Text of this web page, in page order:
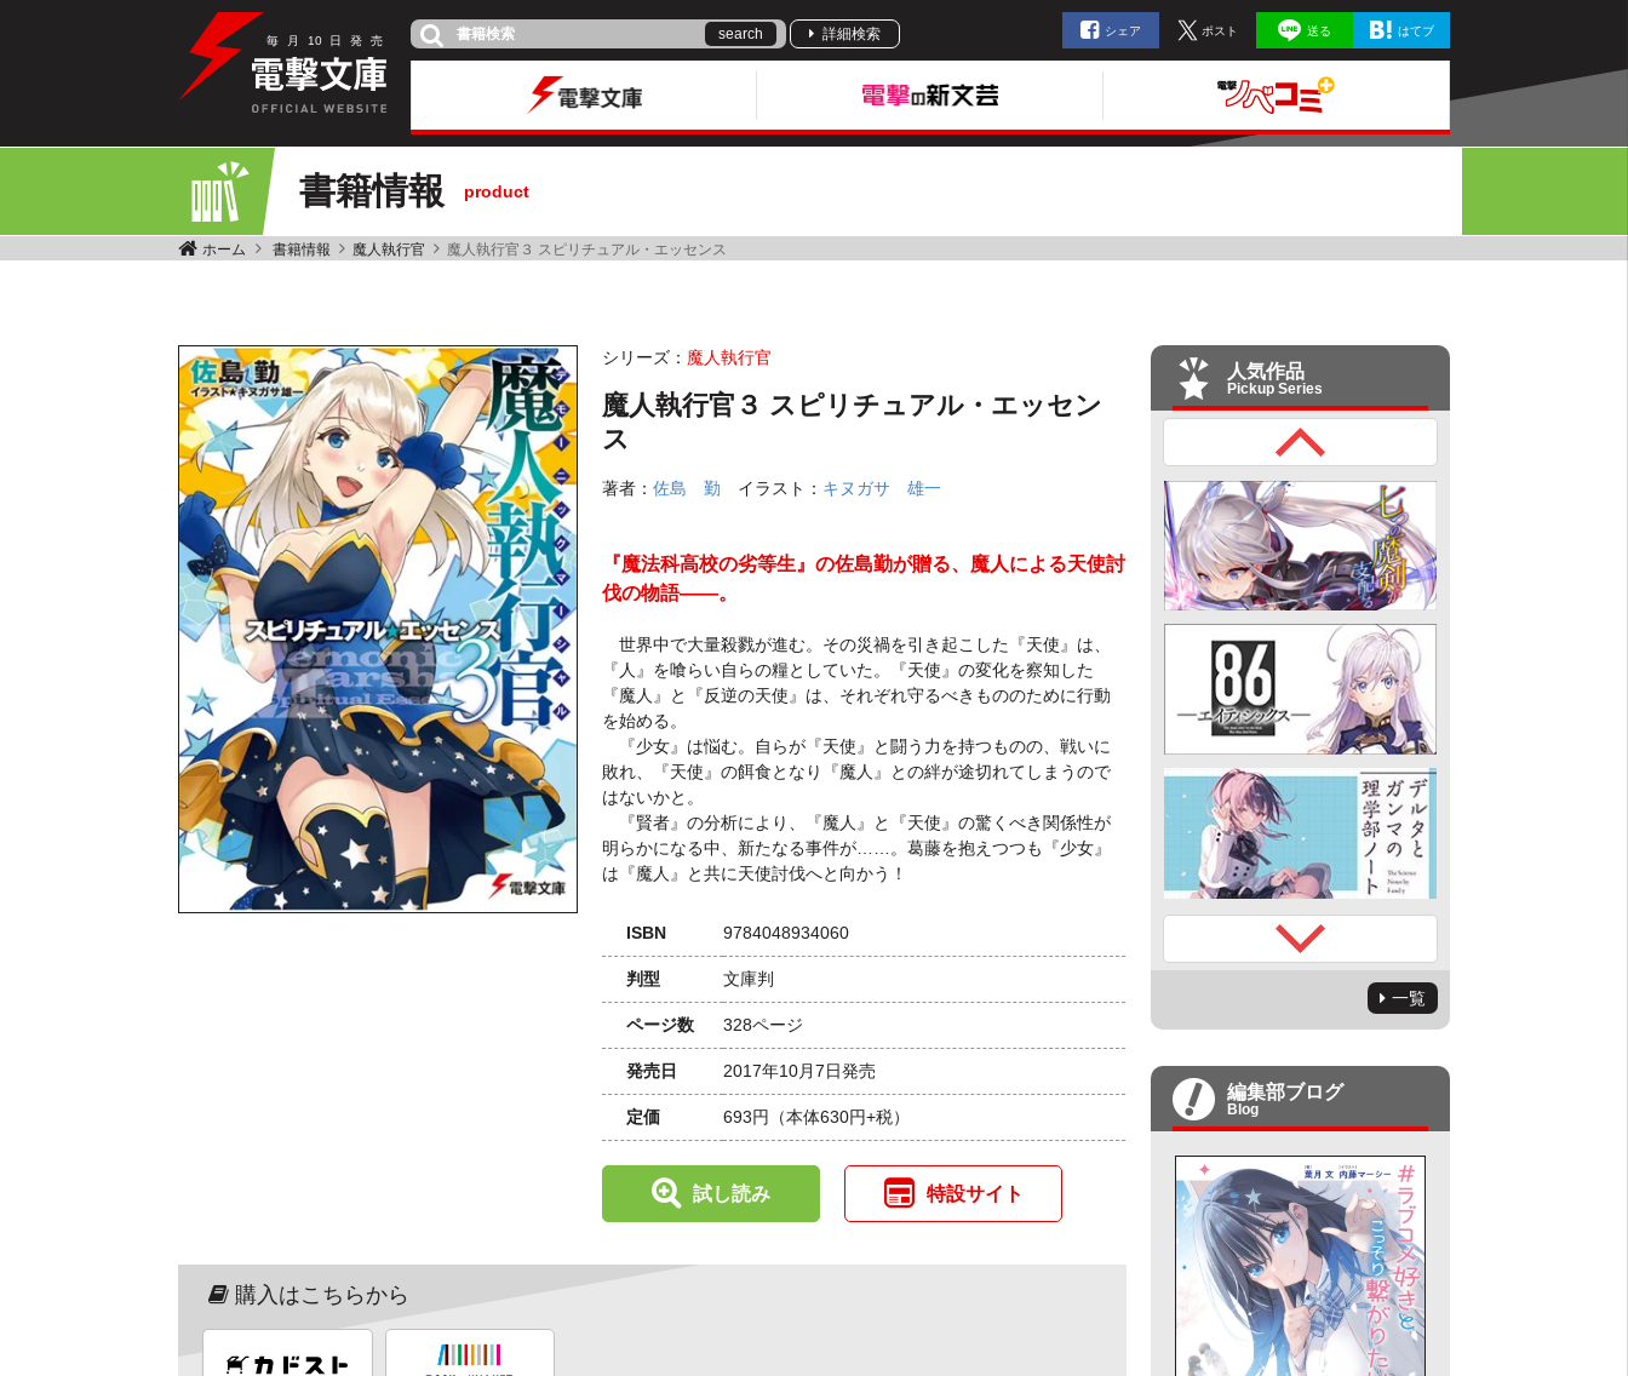
毎 月 10 日 発 売 search 詳細検索 シェア ポスト 送る はてブ
書籍情報 product
ホーム 書籍情報 魔人執行官 魔人執行官３ スピリチュアル・エッセンス
シリーズ： 魔人執行官
魔人執行官３ スピリチュアル・エッセン
ス
著者： 佐島 勤 イラスト： キヌガサ 雄一
『魔法科高校の劣等生』の佐島勤が贈る、魔人による天使討
伐の物語――。
世界中で大量殺戮が進む。その災禍を引き起こした『天使』は、
『人』を喰らい自らの糧としていた。『天使』の変化を察知した
『魔人』と『反逆の天使』は、それぞれ守るべきもののために行動
を始める。
『少女』は悩む。自らが『天使』と闘う力を持つものの、戦いに
敗れ、『天使』の餌食となり『魔人』との絆が途切れてしまうので
はないかと。
『賢者』の分析により、『魔人』と『天使』の驚くべき関係性が
明らかになる中、新たなる事件が……。葛藤を抱えつつも『少女』
は『魔人』と共に天使討伐へと向かう！
ISBN 9784048934060
判型 文庫判
ページ数 328ページ
発売日 2017年10月7日発売
定価 693円 （本体630円+税）
試し読み 特設サイト
購入はこちらから
人気作品
Pickup Series
一覧
編集部ブログ
Blog